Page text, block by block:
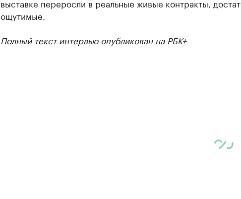
выставке переросли в реальные живые контракты,
ощутимые.
Полный текст интервьюопубликован на РБК+